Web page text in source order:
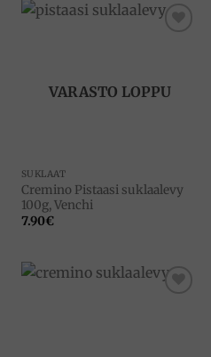
VARASTO LOPPU
SUKLAAT
Cremino Pistaasi suklaalevy
100g, Venchi
7.90€